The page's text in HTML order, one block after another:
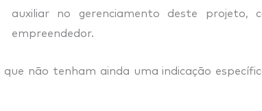
auxiliar no gerenciamento deste projeto,
empreendedor.
não tenham ainda uma indicação